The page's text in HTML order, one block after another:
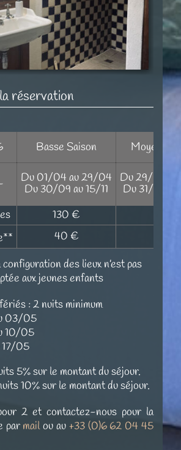
réservation
Basse Saison Moyenne
Du 01/04 au 29/04
Du 30/09 au 15/11
Du 29/04
Du 31/08
130 €
40 €
des lieux n’est pas
aux jeunes enfants
: 2 nuits minimum
03/05
10/05
05
5% sur le montant du séjour.
10% sur le montant du séjour.
2 et contactez-nous pour la
par mailou au +33 (0)6 62 04 45